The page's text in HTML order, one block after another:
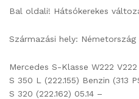
Bal oldali! Hátsókerekes
Származási hely: Németország
Mercedes S-Klasse W222
S 350 L (222.155) Benzin (313
S 320 (222.162) 05.14 –